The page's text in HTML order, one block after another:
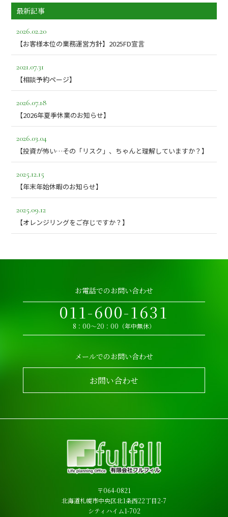
最新記事
2026.02.20
【お客様本位の業務運営方針】2025FD宣言
2021.07.31
【相談予約ページ】
2026.07.18
【2026年夏季休業のお知らせ】
2026.03.04
【投資が怖い…その「リスク」、ちゃんと理解していますか？】
2025.12.15
【年末年始休暇のお知らせ】
2025.09.12
【オレンジリングをご存じですか？】
お電話でのお問い合わせ
011-600-1631
8：00～20：00（年中無休）
メールでのお問い合わせ
お問い合わせ
〒064-0821
北海道札幌市中央区北1条西22丁目2-7
シティハイム1-702